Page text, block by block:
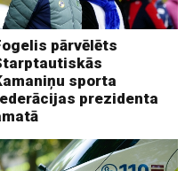
pārvēlēts
sporta
prezidenta